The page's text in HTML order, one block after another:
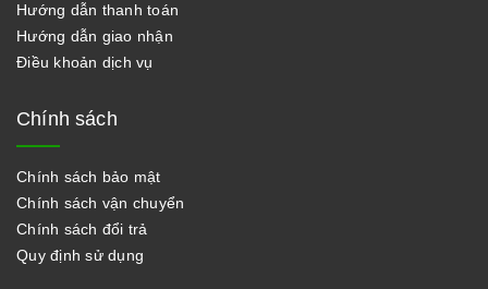
Hướng dẫn thanh toán
Hướng dẫn giao nhận
Điều khoản dịch vụ
Chính sách
Chính sách bảo mật
Chính sách vận chuyển
Chính sách đổi trả
Quy định sử dụng